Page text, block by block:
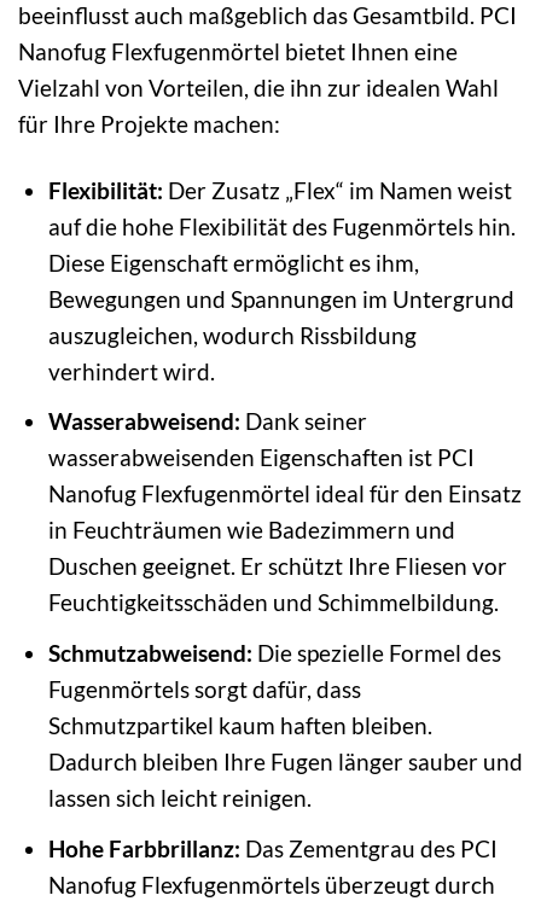
beeinflusst auch maßgeblich das Gesamtbild. PCI
Nanofug Flexfugenmörtel bietet Ihnen eine
Vielzahl von Vorteilen, die ihn zur idealen Wahl
für Ihre Projekte machen:
Flexibilität: Der Zusatz „Flex“ im Namen weist
auf die hohe Flexibilität des Fugenmörtels hin.
Diese Eigenschaft ermöglicht es ihm,
Bewegungen und Spannungen im Untergrund
auszugleichen, wodurch Rissbildung
verhindert wird.
Wasserabweisend: Dank seiner
wasserabweisenden Eigenschaften ist PCI
Nanofug Flexfugenmörtel ideal für den Einsatz
in Feuchträumen wie Badezimmern und
Duschen geeignet. Er schützt Ihre Fliesen vor
Feuchtigkeitsschäden und Schimmelbildung.
Schmutzabweisend: Die spezielle Formel des
Fugenmörtels sorgt dafür, dass
Schmutzpartikel kaum haften bleiben.
Dadurch bleiben Ihre Fugen länger sauber und
lassen sich leicht reinigen.
Hohe Farbbrillanz: Das Zementgrau des PCI
Nanofug Flexfugenmörtels überzeugt durch